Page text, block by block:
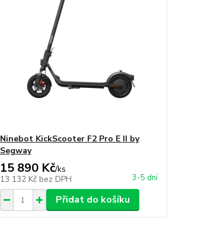
Ninebot KickScooter F2 Pro E II by
Segway
15 890 Kč/ks
13 132 Kč bez DPH 3-5 dní
Přidat do košíku